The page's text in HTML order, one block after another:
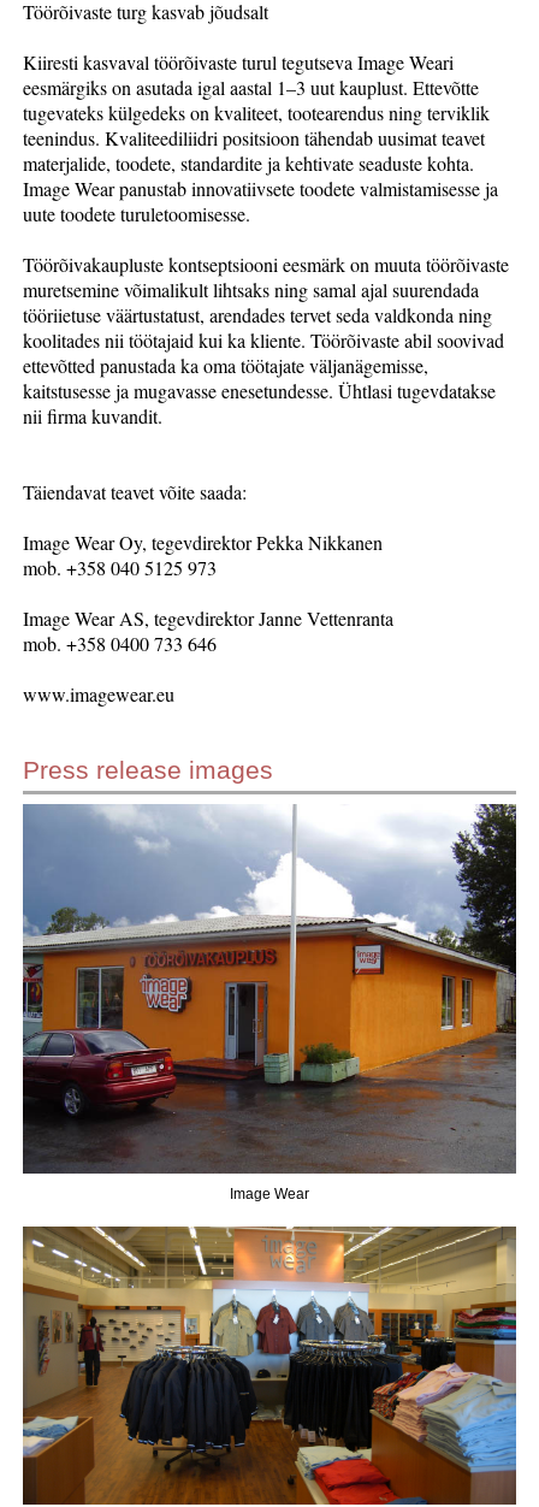
Töörõivaste turg kasvab jõudsalt
Kiiresti kasvaval töörõivaste turul tegutseva Image Weari
eesmärgiks on asutada igal aastal 1–3 uut kauplust. Ettevõtte
tugevateks külgedeks on kvaliteet, tootearendus ning terviklik
teenindus. Kvaliteediliidri positsioon tähendab uusimat teavet
materjalide, toodete, standardite ja kehtivate seaduste kohta.
Image Wear panustab innovatiivsete toodete valmistamisesse ja
uute toodete turuletoomisesse.
Töörõivakaupluste kontseptsiooni eesmärk on muuta töörõivaste
muretsemine võimalikult lihtsaks ning samal ajal suurendada
tööriietuse väärtustatust, arendades tervet seda valdkonda ning
koolitades nii töötajaid kui ka kliente. Töörõivaste abil soovivad
ettevõtted panustada ka oma töötajate väljanägemisse,
kaitstusesse ja mugavasse enesetundesse. Ühtlasi tugevdatakse
nii firma kuvandit.
Täiendavat teavet võite saada:
Image Wear Oy, tegevdirektor Pekka Nikkanen
mob. +358 040 5125 973
Image Wear AS, tegevdirektor Janne Vettenranta
mob. +358 0400 733 646
www.imagewear.eu
Press release images
Image Wear